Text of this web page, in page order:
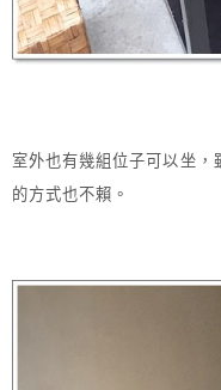
室外也有幾組位子可以坐，
的方式也不賴。